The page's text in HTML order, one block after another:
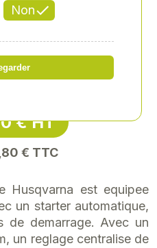
- LC253S
€ HT
€ TTC
Husqvarna est equipee
un starter automatique,
de demarrage. Avec un
un reglage centralise de
Non